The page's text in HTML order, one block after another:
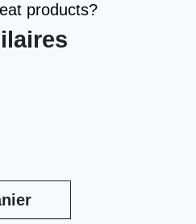
products?